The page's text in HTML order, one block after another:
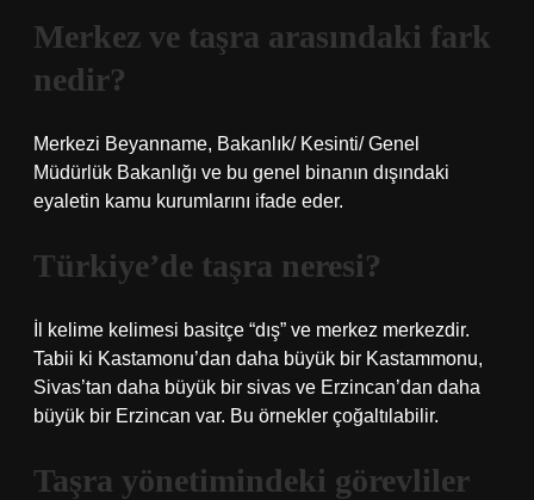
Merkez ve taşra arasındaki fark
nedir?
Merkezi Beyanname, Bakanlık/ Kesinti/ Genel
Müdürlük Bakanlığı ve bu genel binanın dışındaki
eyaletin kamu kurumlarını ifade eder.
Türkiye’de taşra neresi?
İl kelime kelimesi basitçe “dış” ve merkez merkezdir.
Tabii ki Kastamonu’dan daha büyük bir Kastammonu,
Sivas’tan daha büyük bir sivas ve Erzincan’dan daha
büyük bir Erzincan var. Bu örnekler çoğaltılabilir.
Taşra yönetimindeki görevliler